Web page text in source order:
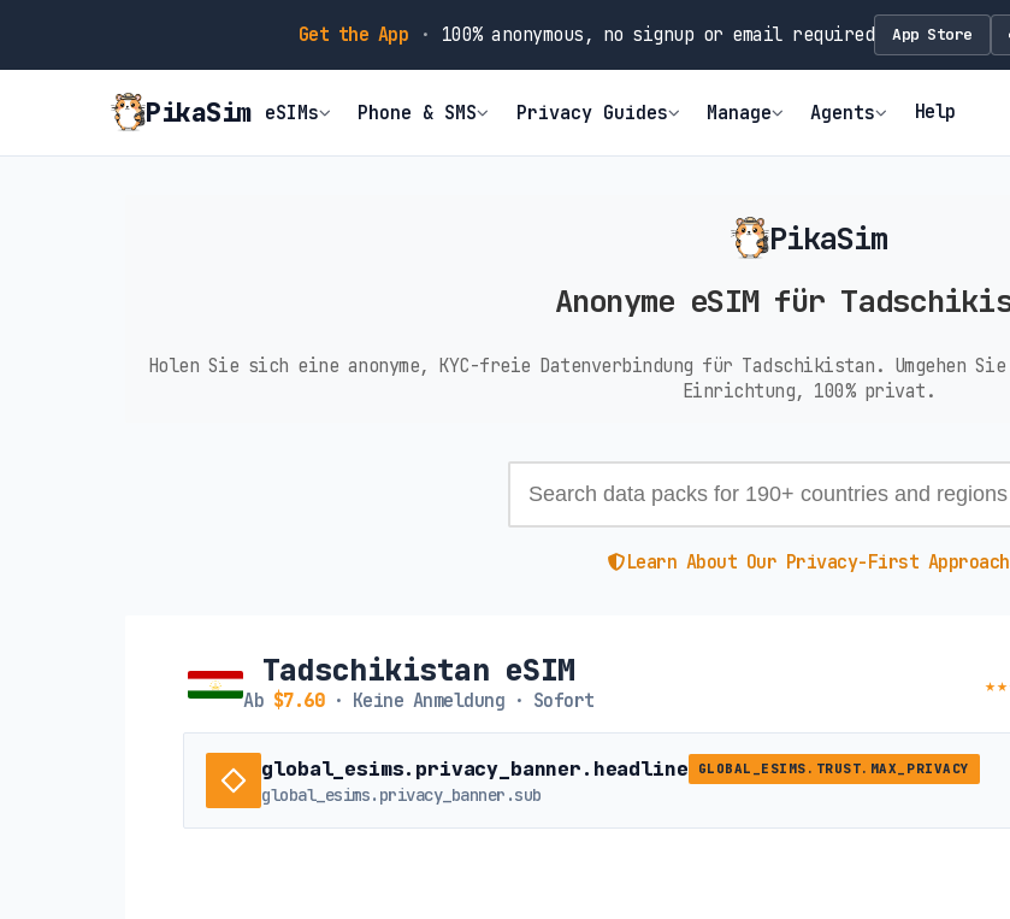
Get the App · 100% anonymous, no signup or email required App Store
PikaSim eSIMs Phone & SMS Privacy Guides Manage Agents Help
PikaSim
Anonyme eSIM für
Holen Sie sich eine anonyme, KYC-freie Datenverbindung für Tadschikistan. Umgehen
Einrichtung, 100% privat.
Learn About Our Privacy-First Approach
Tadschikistan eSIM
Ab $7.60· Keine Anmeldung · Sofort
global_esims.privacy_banner.headline GLOBAL_ESIMS.TRUST.MAX_PRIVACY
global_esims.privacy_banner.sub